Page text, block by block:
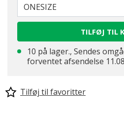
ONESIZE
TILFØJ TIL
10 på lager., Sendes
forventet afsendelse
Tilføj til favoritter